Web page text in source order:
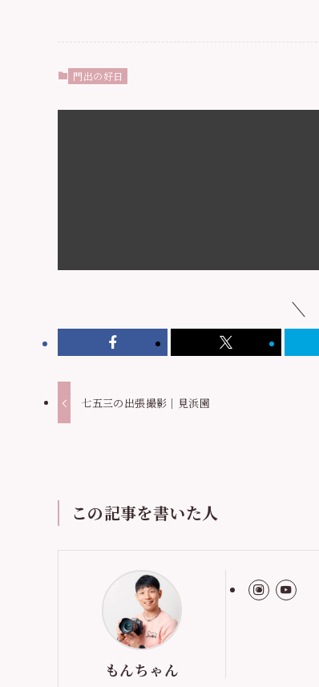
門出の好日
七五三の出張撮影｜見浜園
この記事を書いた人
もんちゃん